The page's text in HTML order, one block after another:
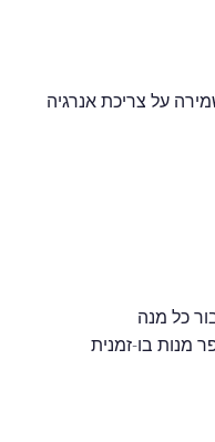
על צריכת אנרגיה
כל מנה